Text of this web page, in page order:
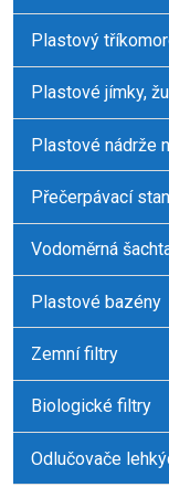
Plastový
Plastové jímky,
Plastové nádrže
Přečerpávací
Vodoměrná
Plastové bazény
Zemní filtry
Biologické filtry
Odlučovače